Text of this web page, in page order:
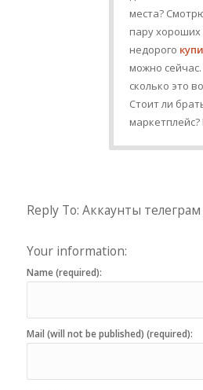
места?
пару
недорого
можно
сколько это
Стоит ли
Reply To: Аккаунты
Your information:
Name (required):
Mail (will not be published) (required):